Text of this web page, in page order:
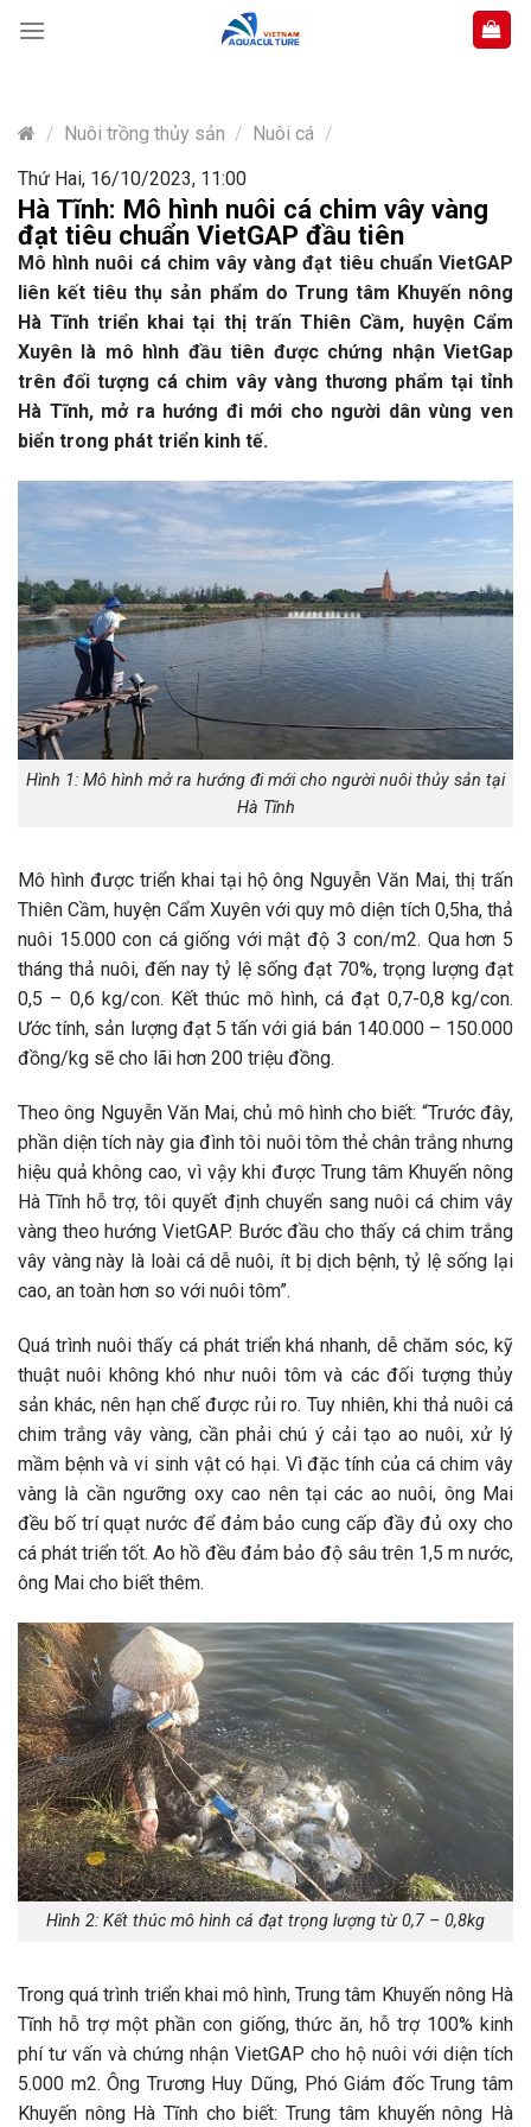
content
/ Nuôi trồng thủy sản / Nuôi cá /
Thứ Hai, 16/10/2023, 11:00
Hà Tĩnh: Mô hình nuôi cá chim vây vàng
đạt tiêu chuẩn VietGAP đầu tiên
Mô hình nuôi cá chim vây vàng đạt tiêu chuẩn VietGAP
liên kết tiêu thụ sản phẩm do Trung tâm Khuyến nông
Hà Tĩnh triển khai tại thị trấn Thiên Cầm, huyện Cẩm
Xuyên là mô hình đầu tiên được chứng nhận VietGap
trên đối tượng cá chim vây vàng thương phẩm tại tỉnh
Hà Tĩnh, mở ra hướng đi mới cho người dân vùng ven
biển trong phát triển kinh tế.
Hình 1: Mô hình mở ra hướng đi mới cho người nuôi thủy sản tại
Hà Tĩnh
Mô hình được triển khai tại hộ ông Nguyễn Văn Mai, thị trấn
Thiên Cầm, huyện Cẩm Xuyên với quy mô diện tích 0,5ha, thả
nuôi 15.000 con cá giống với mật độ 3 con/m2. Qua hơn 5
tháng thả nuôi, đến nay tỷ lệ sống đạt 70%, trọng lượng đạt
0,5 – 0,6 kg/con. Kết thúc mô hình, cá đạt 0,7-0,8 kg/con.
Ước tính, sản lượng đạt 5 tấn với giá bán 140.000 – 150.000
đồng/kg sẽ cho lãi hơn 200 triệu đồng.
Theo ông Nguyễn Văn Mai, chủ mô hình cho biết: “Trước đây,
phần diện tích này gia đình tôi nuôi tôm thẻ chân trắng nhưng
hiệu quả không cao, vì vậy khi được Trung tâm Khuyến nông
Hà Tĩnh hỗ trợ, tôi quyết định chuyển sang nuôi cá chim vây
vàng theo hướng VietGAP. Bước đầu cho thấy cá chim trắng
vây vàng này là loài cá dễ nuôi, ít bị dịch bệnh, tỷ lệ sống lại
cao, an toàn hơn so với nuôi tôm”.
Quá trình nuôi thấy cá phát triển khá nhanh, dễ chăm sóc, kỹ
thuật nuôi không khó như nuôi tôm và các đối tượng thủy
sản khác, nên hạn chế được rủi ro. Tuy nhiên, khi thả nuôi cá
chim trắng vây vàng, cần phải chú ý cải tạo ao nuôi, xử lý
mầm bệnh và vi sinh vật có hại. Vì đặc tính của cá chim vây
vàng là cần ngưỡng oxy cao nên tại các ao nuôi, ông Mai
đều bố trí quạt nước để đảm bảo cung cấp đầy đủ oxy cho
cá phát triển tốt. Ao hồ đều đảm bảo độ sâu trên 1,5 m nước,
ông Mai cho biết thêm.
Hình 2: Kết thúc mô hình cá đạt trọng lượng từ 0,7 – 0,8kg
Trong quá trình triển khai mô hình, Trung tâm Khuyến nông Hà
Tĩnh hỗ trợ một phần con giống, thức ăn, hỗ trợ 100% kinh
phí tư vấn và chứng nhận VietGAP cho hộ nuôi với diện tích
5.000 m2. Ông Trương Huy Dũng, Phó Giám đốc Trung tâm
Khuyến nông Hà Tĩnh cho biết: Trung tâm khuyến nông Hà